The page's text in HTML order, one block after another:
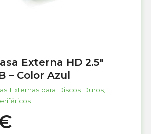
Externa HD 2.5″
– Color Azul
Externas para Discos Duros